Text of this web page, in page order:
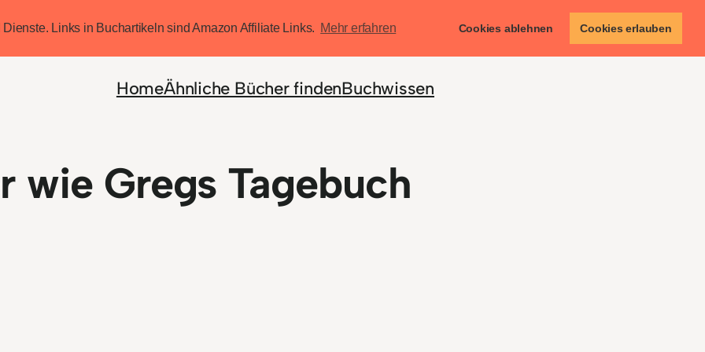
Links in Buchartikeln sind Amazon Affiliate Links. Mehr erfahren Cookies ablehnen Cookies erlauben
HomeÄhnliche Bücher findenBuchwissen
wie Gregs Tagebuch